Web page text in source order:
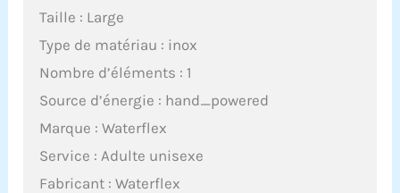
Taille : Large
Type de matériau : inox
Nombre d’éléments : 1
Source d’énergie : hand_powered
Marque : Waterflex
Service : Adulte unisexe
Fabricant : Waterflex